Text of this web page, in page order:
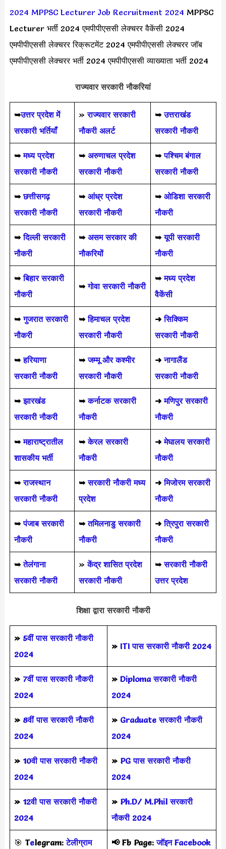
2024 MPPSC Lecturer Job Recruitment 2024 MPPSC
Lecturer भर्ती 2024 एमपीपीएससी लेक्चरर वैकेंसी 2024
एमपीपीएससी लेक्चरर रिक्रूटमेंट 2024 एमपीपीएससी लेक्चरर जॉब
एमपीपीएससी लेक्चरर भर्ती 2024 एमपीपीएससी व्याख्याता भर्ती 2024
राज्यवार सरकारी नौकरियां
➥उत्तर प्रदेश में
सरकारी भर्तियाँ
»राज्यवार सरकारी
नौकरी अलर्ट
➥ उत्तराखंड
सरकारी नौकरी
➥ मध्य प्रदेश
सरकारी नौकरी
➥ अरुणाचल प्रदेश
सरकारी नौकरी
➥ पश्चिम बंगाल
सरकारी नौकरी
➥ छत्तीसगढ़
सरकारी नौकरी
➥ आंध्र प्रदेश
सरकारी नौकरी
➥ ओडिशा सरकारी
नौकरी
➥ दिल्ली सरकारी
नौकरी
➥ असम सरकार की
नौकरियों
➥ यूपी सरकारी
नौकरी
➥बिहार सरकारी
नौकरी
➥गोवा सरकारी नौकरी
➥ मध्य प्रदेश
वैकेंसी
➥ गुजरात सरकारी
नौकरी
➥हिमाचल प्रदेश
सरकारी नौकरी
➜ सिक्किम
सरकारी नौकरी
➥हरियाणा
सरकारी नौकरी
➥जम्मू और कश्मीर
सरकारी नौकरी
➜ नागालैंड
सरकारी नौकरी
➥ झारखंड
सरकारी नौकरी
➥ कर्नाटक सरकारी
नौकरी
➜ मणिपुर सरकारी
नौकरी
➥ महाराष्ट्रातील
शासकीय भर्ती
➥ केरल सरकारी
नौकरी
➜ मेघालय सरकारी
नौकरी
➥ राजस्थान
सरकारी नौकरी
➥सरकारी नौकरी मध्य
प्रदेश
➜मिजोरम सरकारी
नौकरी
➥ पंजाब सरकारी
नौकरी
➥ तमिलनाडु सरकारी
नौकरी
➜ त्रिपुरा सरकारी
नौकरी
➥तेलंगाना
सरकारी नौकरी
»केंद्र शासित प्रदेश
सरकारी नौकरी
➥ सरकारी नौकरी
उत्तर प्रदेश
शिक्षा द्वारा सरकारी नौकरी
» 5वीं पास सरकारी नौकरी
2024
» ITI पास सरकारी नौकरी 2024
» 7वीं पास सरकारी नौकरी
2024
» Diploma सरकारी नौकरी
2024
» 8वीं पास सरकारी नौकरी
2024
» Graduate सरकारी नौकरी
2024
» 10वी पास सरकारी नौकरी
2024
» PG पास सरकारी नौकरी
2024
» 12वी पास सरकारी नौकरी
2024
» Ph.D/ M.Phil सरकारी
नौकरी 2024
🎯 Telegram: टेलीग्राम
📢 Fb Page:जॉइन Facebook